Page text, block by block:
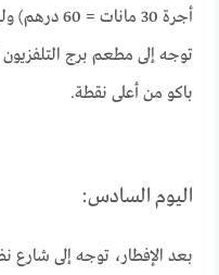
أجرة 30
توجه إلى مطعم برج
باكو من أعلى نقطة.
اليوم السادس:
بعد الإفطار، توجه إلى